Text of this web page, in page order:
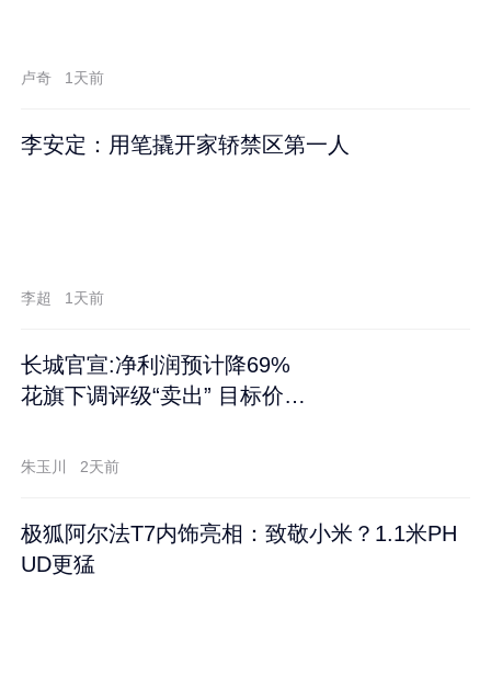
卢奇 1天前
李安定：用笔撬开家轿禁区第一人
李超 1天前
长城官宣:净利润预计降69%
花旗下调评级“卖出” 目标价再
朱玉川 2天前
极狐阿尔法T7内饰亮相：致敬小米？1.1米PH
UD更猛